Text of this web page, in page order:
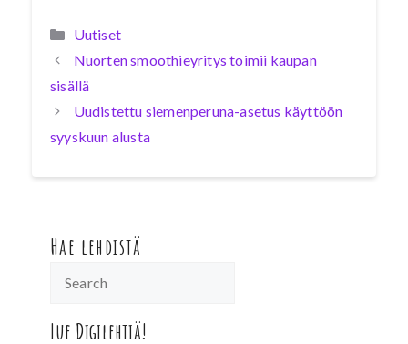
Kategoriat
Uutiset
Nuorten smoothieyritys toimii kaupan
sisällä
Uudistettu siemenperuna-asetus käyttöön
syyskuun alusta
Hae lehdistä
Lue Digilehtiä!